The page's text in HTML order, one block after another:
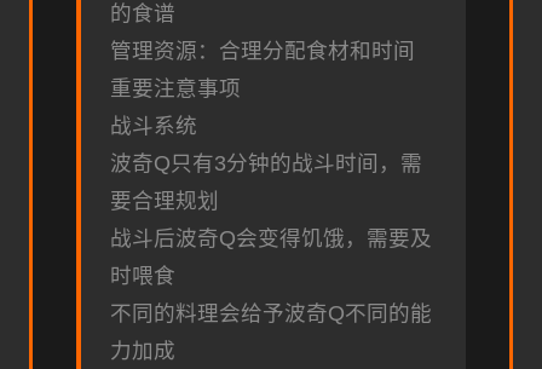
的食谱
管理资源：合理分配食材和时间
重要注意事项
战斗系统
波奇Q只有3分钟的战斗时间，需
要合理规划
战斗后波奇Q会变得饥饿，需要及
时喂食
不同的料理会给予波奇Q不同的能
力加成